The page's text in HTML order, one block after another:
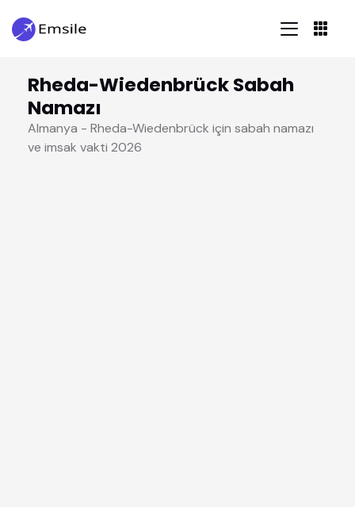
Rheda-Wiedenbrück Sabah
Namazı
Almanya - Rheda-Wiedenbrück için sabah namazı
ve imsak vakti 2026